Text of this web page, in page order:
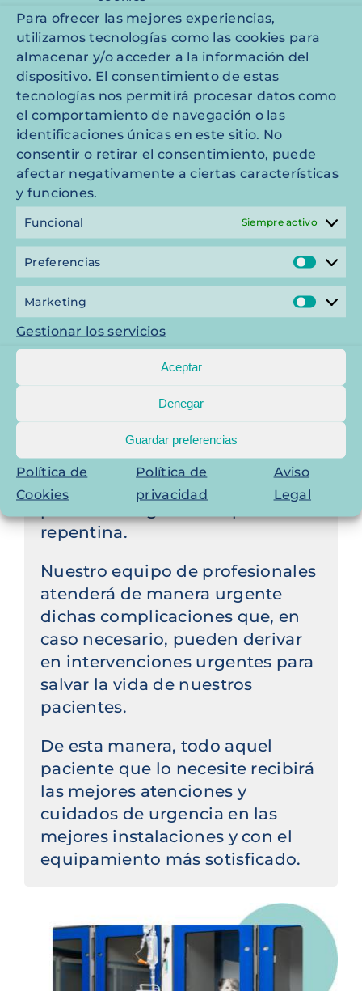
Para ofrecer las mejores experiencias,
utilizamos tecnologías como las cookies para
almacenar y/o acceder a la información del
dispositivo. El consentimiento de estas
tecnologías nos permitirá procesar datos como
el comportamiento de navegación o las
identificaciones únicas en este sitio. No
consentir o retirar el consentimiento, puede
afectar negativamente a ciertas características
y funciones.
Funcional Siempre activo
Preferencias
Marketing
Gestionar los servicios
Aceptar
Denegar
Guardar preferencias
Política de
Cookies
Política de
privacidad
Aviso
Legal
cuenta con 8 jaulas equipadas en las
que los pacientes más graves
permanecerán ingresados y con
vigilancia intensiva.
Hospitalización de gatos
Hospitalización de
animales infecciosos
URGENCIAS 24H
Urgencias 24h presenciales
para aquellos pacientes que así
lo requieran, puesto que
repentina.
Nuestro equipo de profesionales
atenderá de manera urgente
dichas complicaciones que, en
caso necesario, pueden derivar
en intervenciones urgentes para
salvar la vida de nuestros
pacientes.
De esta manera, todo aquel
paciente que lo necesite recibirá
las mejores atenciones y
cuidados de urgencia en las
mejores instalaciones y con el
equipamiento más sotisficado.